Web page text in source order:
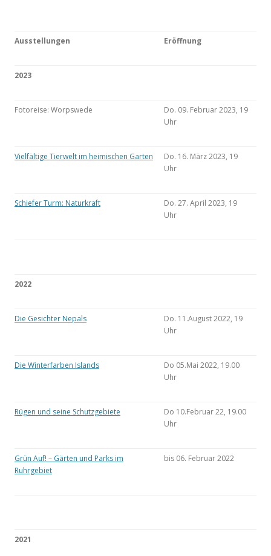
Ausstellungen Eröffnung
2023
Fotoreise: Worpswede
Do. 09. Februar 2023, 19
Uhr
Vielfältige Tierwelt im heimischen Garten
Do. 16. März 2023, 19
Uhr
Schiefer Turm: Naturkraft
Do. 27. April 2023, 19
Uhr
2022
Die Gesichter Nepals
Do. 11.August 2022, 19
Uhr
Die Winterfarben Islands
Do 05.Mai 2022, 19.00
Uhr
Rügen und seine Schutzgebiete
Do 10.Februar 22, 19.00
Uhr
Grün Auf! – Gärten und Parks im
Ruhrgebiet
bis 06. Februar 2022
2021